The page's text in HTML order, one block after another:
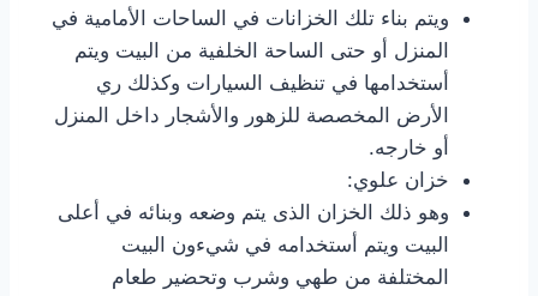
ويتم بناء تلك الخزانات في الساحات الأمامية في
المنزل أو حتى الساحة الخلفية من البيت ويتم
أستخدامها في تنظيف السيارات وكذلك ري
الأرض المخصصة للزهور والأشجار داخل المنزل
أو خارجه.
خزان علوي:
وهو ذلك الخزان الذى يتم وضعه وبنائه في أعلى
البيت ويتم أستخدامه في شيءون البيت
المختلفة من طهي وشرب وتحضير طعام